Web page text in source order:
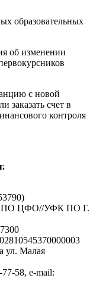
образовательных
об изменении
с новой
заказать счет в
контроля
ЦФО//УФК ПО Г.
ул. Малая
58, e-mail: